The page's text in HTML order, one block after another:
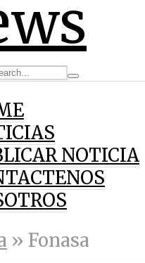
NOTICIA
» Fonasa